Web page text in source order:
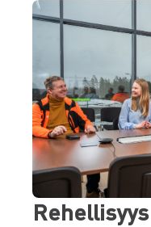
Rehellisyys